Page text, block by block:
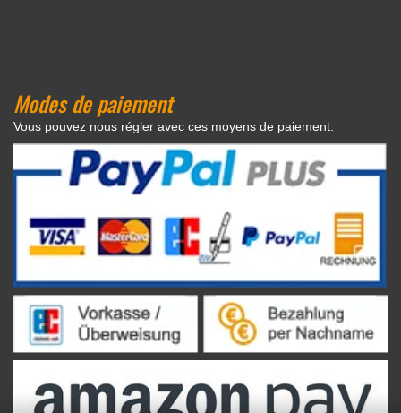
Modes de paiement
Vous pouvez nous régler avec ces moyens de paiement.